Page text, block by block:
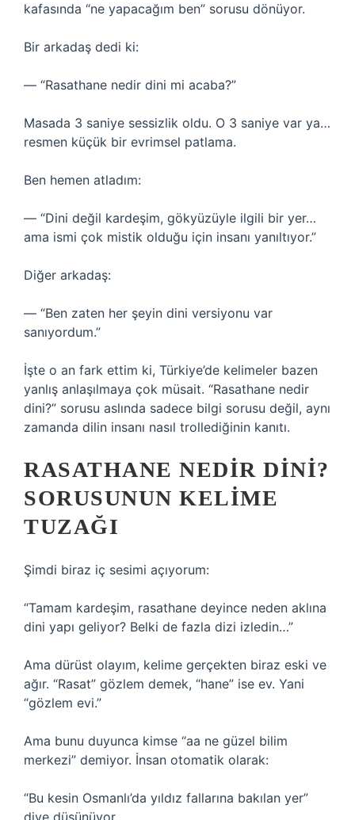
kafasında “ne yapacağım ben” sorusu dönüyor.
Bir arkadaş dedi ki:
— “Rasathane nedir dini mi acaba?”
Masada 3 saniye sessizlik oldu. O 3 saniye var ya…
resmen küçük bir evrimsel patlama.
Ben hemen atladım:
— “Dini değil kardeşim, gökyüzüyle ilgili bir yer…
ama ismi çok mistik olduğu için insanı yanıltıyor.”
Diğer arkadaş:
— “Ben zaten her şeyin dini versiyonu var
sanıyordum.”
İşte o an fark ettim ki, Türkiye’de kelimeler bazen
yanlış anlaşılmaya çok müsait. “Rasathane nedir
dini?” sorusu aslında sadece bilgi sorusu değil, aynı
zamanda dilin insanı nasıl trollediğinin kanıtı.
RASATHANE NEDIR DINI?
SORUSUNUN KELIME
TUZAĞI
Şimdi biraz iç sesimi açıyorum:
“Tamam kardeşim, rasathane deyince neden aklına
dini yapı geliyor? Belki de fazla dizi izledin…”
Ama dürüst olayım, kelime gerçekten biraz eski ve
ağır. “Rasat” gözlem demek, “hane” ise ev. Yani
“gözlem evi.”
Ama bunu duyunca kimse “aa ne güzel bilim
merkezi” demiyor. İnsan otomatik olarak:
“Bu kesin Osmanlı’da yıldız fallarına bakılan yer”
diye düşünüyor.